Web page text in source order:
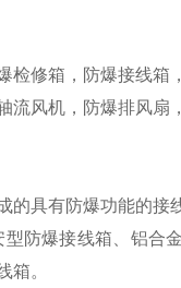
修箱，防爆接线箱
风机，防爆排风扇
的具有防爆功能的接
防爆接线箱、铝合
箱。